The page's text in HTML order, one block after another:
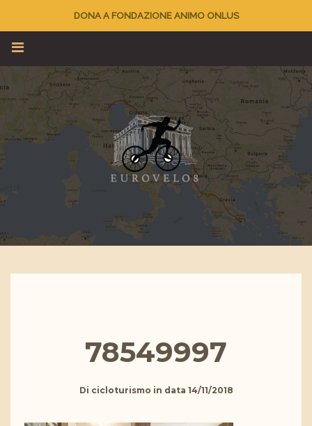
DONA A FONDAZIONE ANIMO ONLUS
78549997
Di cicloturismo in data 14/11/2018